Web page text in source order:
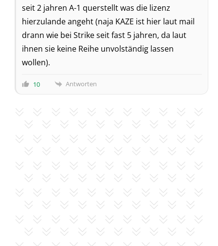
seit 2 jahren A-1 querstellt was die lizenz
hierzulande angeht (naja KAZE ist hier laut mail
drann wie bei Strike seit fast 5 jahren, da laut
ihnen sie keine Reihe unvolständig lassen
wollen).
10 Antworten